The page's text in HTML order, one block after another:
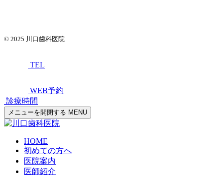
© 2025 川口歯科医院
TEL
WEB予約
診療時間
メニューを開閉する MENU
HOME
初めての方へ
医院案内
医師紹介